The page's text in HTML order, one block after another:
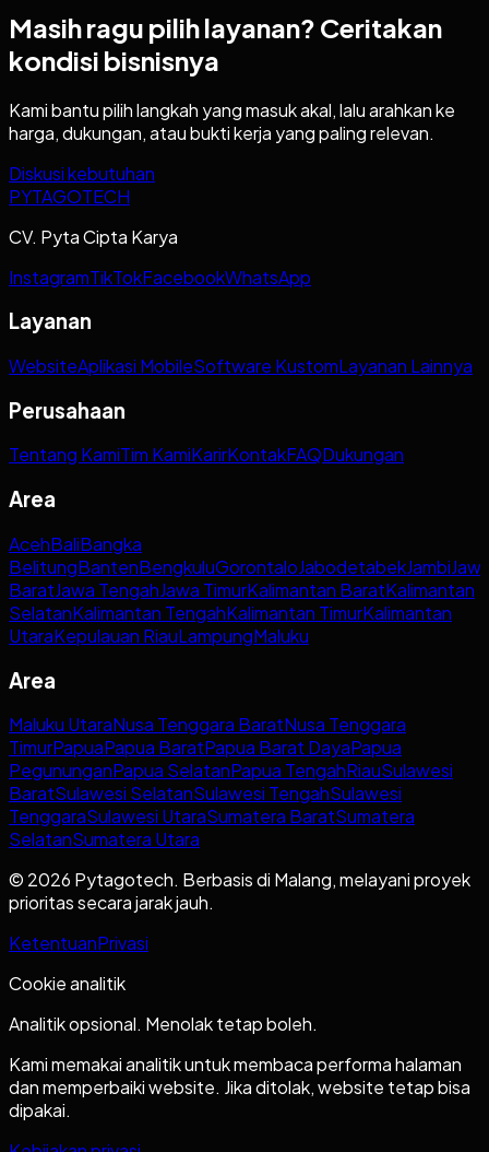
Masih ragu pilih layanan? Ceritakan
kondisi bisnisnya
Kami bantu pilih langkah yang masuk akal, lalu arahkan ke
harga, dukungan, atau bukti kerja yang paling relevan.
Diskusi kebutuhan
PYTAGOTECH
CV. Pyta Cipta Karya
InstagramTikTokFacebookWhatsApp
Layanan
WebsiteAplikasi MobileSoftware KustomLayanan Lainnya
Perusahaan
Tentang KamiTim KamiKarirKontakFAQDukungan
Area
AcehBaliBangka
BelitungBantenBengkuluGorontaloJabodetabekJambi
BaratJawa TengahJawa TimurKalimantan BaratKalimantan
SelatanKalimantan TengahKalimantan TimurKalimantan
UtaraKepulauan RiauLampungMaluku
Area
Maluku UtaraNusa Tenggara BaratNusa Tenggara
TimurPapuaPapua BaratPapua Barat DayaPapua
PegununganPapua SelatanPapua TengahRiauSulawesi
BaratSulawesi SelatanSulawesi TengahSulawesi
TenggaraSulawesi UtaraSumatera BaratSumatera
SelatanSumatera Utara
© 2026 Pytagotech. Berbasis di Malang, melayani proyek
prioritas secara jarak jauh.
KetentuanPrivasi
Cookie analitik
Analitik opsional. Menolak tetap boleh.
Kami memakai analitik untuk membaca performa halaman
dan memperbaiki website. Jika ditolak, website tetap bisa
dipakai.